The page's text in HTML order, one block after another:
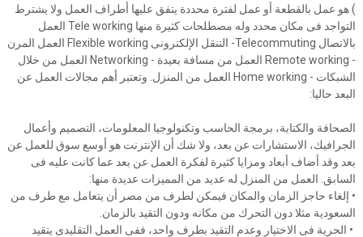
) هو عمل بالقطعة أو عمل لفترة محددة يتفق عليها أطراف العمل ولا يشترط
التواجد فى مكان محدد وله مصطلحات كثيرة منها Tele working العمل
بالاتصال Telecommuting- التنقل الإلكترونى Flexible working العمل المرن
- Remote working العمل من مسافة بعيدة - Networking العمل من خلال
الشبكات - Home working العمل من المنزل. وتعتبر أهم مجالات العمل عن
البعد حاليا:
الصحافة والكتابة، برمجة الحاسب وتكنولوجيا المعلومات، التصميم وأعمال
الجرافيك، الاستشارات عن بعد، ولا شك أن الإنترنت هو أوسع سوق للعمل عن
بعد وقد أضاف أبعاد ومزايا كثيرة لفكرة العمل عن بعد عما كانت عليه فى
السابق. العمل من المنزل له عديد من المميزات عديدة منها:
• إلغاء حاجز الزمان والمكان فيمكن لطرف من مصر أن يتعامل مع طرف من
السعودية مثلا دون التحرك من مكانه ودون التقيد بالزمان.
• الحرية فى الاختيار وعدم التقيد بطرف واحد، ففى العمل التقليدى يتقيد